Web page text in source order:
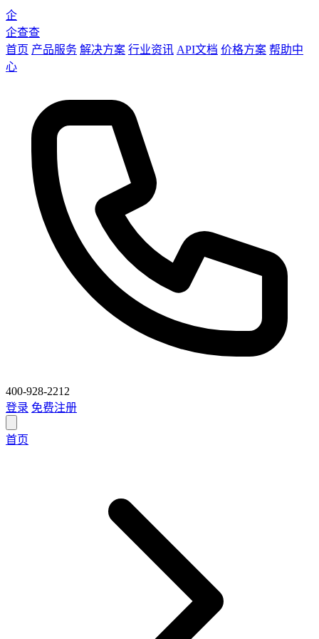
企
企查查
首页 产品服务 解决方案 行业资讯 API文档 价格方案 帮助中
心
400-928-2212
登录 免费注册
首页